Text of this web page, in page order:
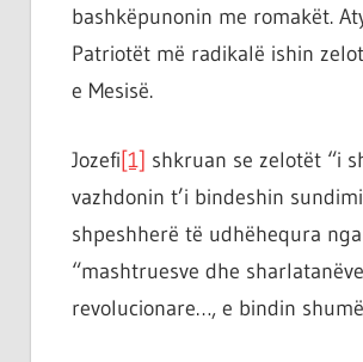
bashkëpunonin me romakët.
Patriotët më radikalë ishin
e Mesisë.
Jozefi[1] shkruan se zelotët “i
vazhdonin t’i bindeshin
shpeshherë të udhëhequra
“mashtruesve dhe
revolucionare…, e bindin